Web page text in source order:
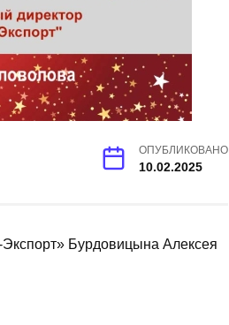
ОПУБЛИКОВАНО
10.02.2025
Бурдовицына Алексея